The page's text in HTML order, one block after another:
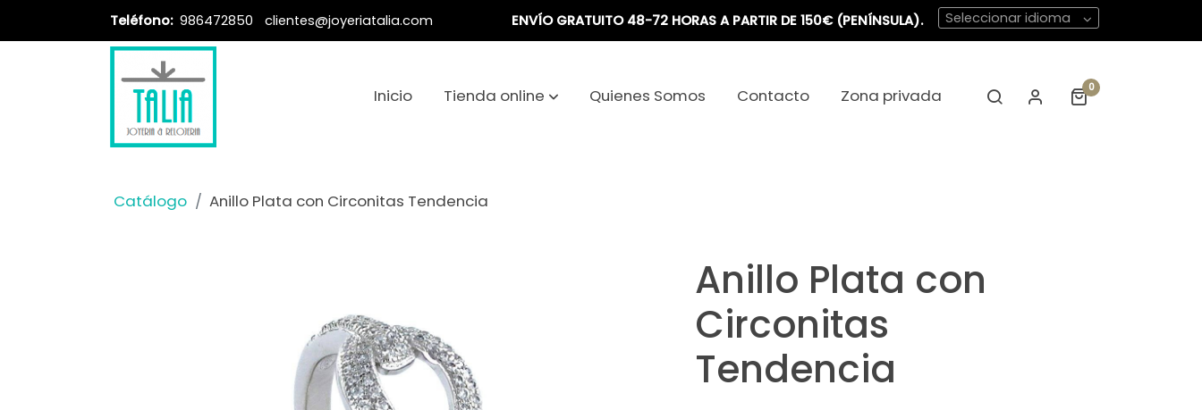
Teléfono: 986472850 clientes@joyeriatalia.com ENVÍO GRATUITO 48-72 HORAS A PARTIR DE 150€ (PENÍNSULA). Seleccionar idioma
Inicio Tienda online Quienes Somos Contacto Zona privada 0
Catálogo Anillo Plata con Circonitas Tendencia
Anillo Plata con
Circonitas
Tendencia